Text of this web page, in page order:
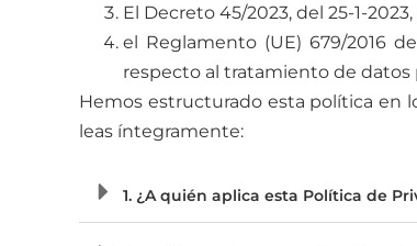
El Decreto 45/2023, del 25-1-
el Reglamento (UE) 679/2016
respecto al tratamiento de datos
Hemos estructurado esta política en
leas íntegramente:
1. ¿A quién aplica esta Política de